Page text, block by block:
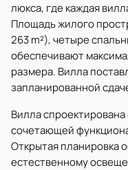
люкса, где каждая
Площадь жилого
263 m²), четыре
обеспечивают
размера. Вилла
запланированной
Вилла спроектирована
сочетающей
Открытая планировка
естественному